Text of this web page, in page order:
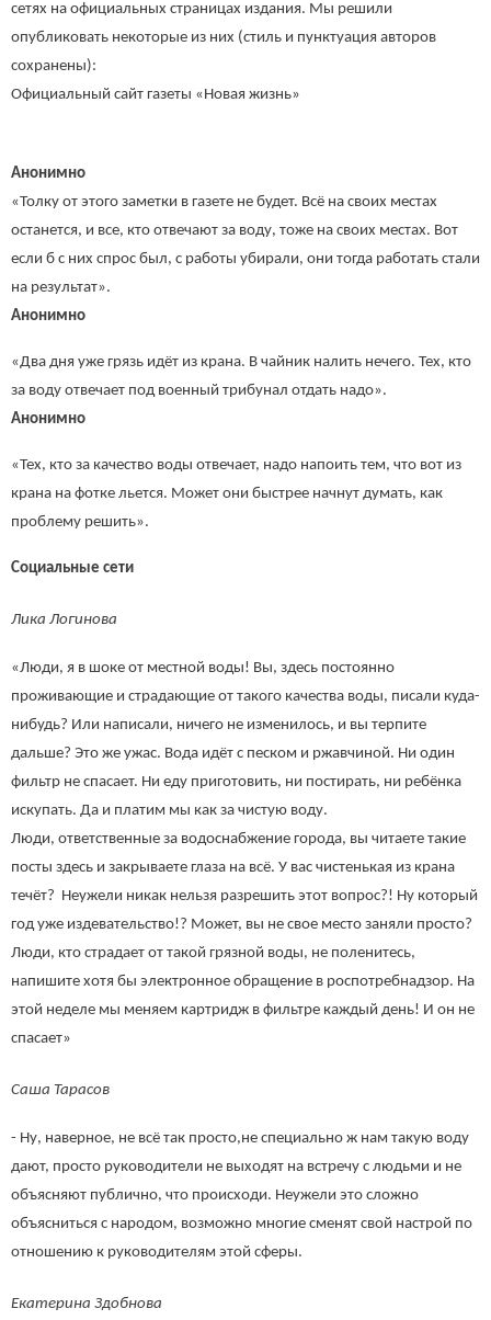
сетях на официальных страницах издания. Мы решили
опубликовать некоторые из них (стиль и пунктуация авторов
сохранены):
Официальный сайт газеты «Новая жизнь»
Анонимно
«Толку от этого заметки в газете не будет. Всё на своих местах
останется, и все, кто отвечают за воду, тоже на своих местах. Вот
если б с них спрос был, с работы убирали, они тогда работать стали
на результат».
Анонимно
«Два дня уже грязь идёт из крана. В чайник налить нечего. Тех, кто
за воду отвечает под военный трибунал отдать надо».
Анонимно
«Тех, кто за качество воды отвечает, надо напоить тем, что вот из
крана на фотке льется. Может они быстрее начнут думать, как
проблему решить».
Социальные сети
Лика Логинова
«Люди, я в шоке от местной воды! Вы, здесь постоянно
проживающие и страдающие от такого качества воды, писали куда-
нибудь? Или написали, ничего не изменилось, и вы терпите
дальше? Это же ужас. Вода идёт с песком и ржавчиной. Ни один
фильтр не спасает. Ни еду приготовить, ни постирать, ни ребёнка
искупать. Да и платим мы как за чистую воду.
Люди, ответственные за водоснабжение города, вы читаете такие
посты здесь и закрываете глаза на всё. У вас чистенькая из крана
течёт? Неужели никак нельзя разрешить этот вопрос?! Ну который
год уже издевательство!? Может, вы не свое место заняли просто?
Люди, кто страдает от такой грязной воды, не поленитесь,
напишите хотя бы электронное обращение в роспотребнадзор. На
этой неделе мы меняем картридж в фильтре каждый день! И он не
спасает»
Саша Тарасов
- Ну, наверное, не всё так просто,не специально ж нам такую воду
дают, просто руководители не выходят на встречу с людьми и не
объясняют публично, что происходи. Неужели это сложно
объясниться с народом, возможно многие сменят свой настрой по
отношению к руководителям этой сферы.
Екатерина Здобнова